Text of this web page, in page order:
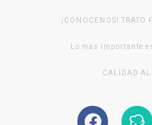
¡CONOCENOS! TRATO
Lo mas importante
CALIDAD AL